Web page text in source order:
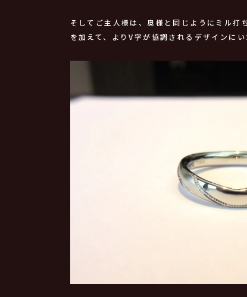
そしてご主人様は、奥様と同じようにミル
を加えて、よりV字が協調されるデザインにい